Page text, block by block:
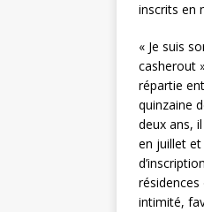
inscrits en
« Je suis
casherout
répartie
quinzaine
deux ans,
en juillet et
intimité,